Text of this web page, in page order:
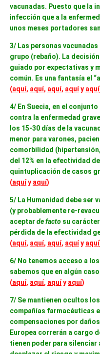
vacunadas. Puesto que la
infección que a la
unos meses portadores
3/ Las personas
grupo (rebaño). La
guiado por expectativas y
común. Es una fantasía el
(aquí, aquí, aquí, aquíy aquí
4/ En Suecia, en el
contra la enfermedad
los 15-30 días de la
menor para varones,
comorbilidad
del 12% en la efectividad
quintuplicación de casos
(aquíy aquí)
5/ La Humanidad debe ser
(y probablemente re-
aceptar de facto su
pérdida de la efectividad
(aquí, aquí, aquí, aquíy aquí
6/ No tenemos acceso a
sabemos que en algún
(aquí, aquí, aquíy aquí)
7/ Se mantienen ocultos
compañías farmacéuticas
compensaciones por
Europea correrán a cargo
tienen poder para